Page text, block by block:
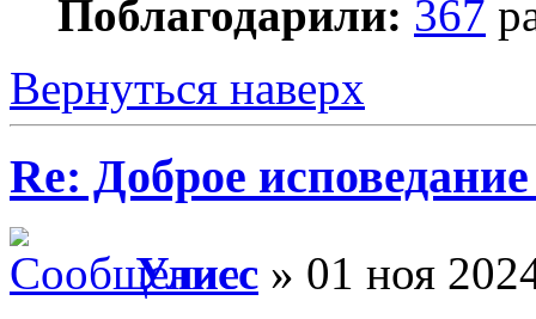
Поблагодарили: 367
Вернуться наверх
Re: Доброе
Улисс » 01 ноя